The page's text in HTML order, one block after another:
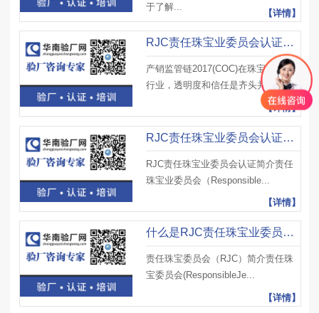
于了解...
【详情】
RJC责任珠宝业委员会认证介绍，RJC产销监管链COC认证流程及注意事项
产销监管链2017(COC)在珠宝和钟表
行业，透明度和信任是齐头并进的...
【详情】
RJC责任珠宝业委员会认证介绍，RJC认证审核符合项评定及注意事项
RJC责任珠宝业委员会认证简介责任
珠宝业委员会（Responsible...
【详情】
什么是RJC责任珠宝业委员会认证？RJC独立第三方审计流程及注意事项
责任珠宝委员会（RJC）简介责任珠
宝委员会(ResponsibleJe...
【详情】